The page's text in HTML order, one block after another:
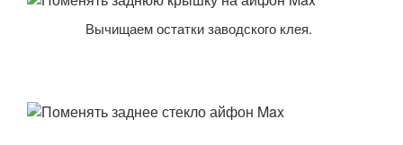
Вычищаем остатки заводского клея.